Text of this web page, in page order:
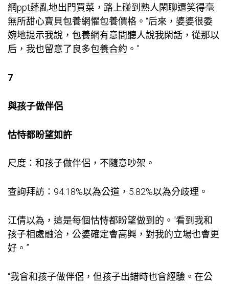
網ppt蓬亂地出門買菜，路上碰到熟人閑聊還笑得毫
無所甜心寶貝包養網懼包養價格 。“后來，婆婆很委
婉地提示我說， 包養網有意間聽人說我閑話，從那以
后，我也留意了良多包養合約 。”
7
與孩子做伴侶
怙恃都盼望如許
尺度：和孩子做伴侶，不隨意吵架。
查詢拜訪：94.18%以為公道，5.82%以為分歧理。
江倩以為，這是每個怙恃都盼望做到的。“看到我和
孩子相處融洽，公婆確定會高興，對我的立場也會更
好。”
“我會和孩子做伴侶，但孩子出錯時也會經驗。在公